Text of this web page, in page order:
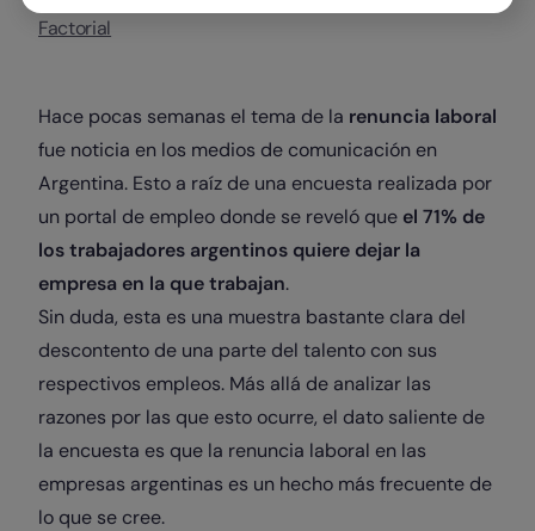
Factorial
Hace pocas semanas el tema de la renuncia laboral
fue noticia en los medios de comunicación en
Argentina. Esto a raíz de una encuesta realizada por
un portal de empleo donde se reveló que el 71% de
los trabajadores argentinos quiere dejar la
empresa en la que trabajan.
Sin duda, esta es una muestra bastante clara del
descontento de una parte del talento con sus
respectivos empleos. Más allá de analizar las
razones por las que esto ocurre, el dato saliente de
la encuesta es que la renuncia laboral en las
empresas argentinas es un hecho más frecuente de
lo que se cree.